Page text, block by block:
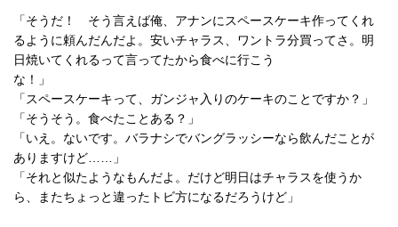
「そうだ！ そう言えば俺、アナンにスペースケーキ作ってくれ
るように頼んだんだよ。安いチャラス、ワントラ分買ってさ。明
日焼いてくれるって言ってたから食べに行こう
な！」
「スペースケーキって、ガンジャ入りのケーキのことですか？」
「そうそう。食べたことある？」
「いえ。ないです。バラナシでバングラッシーなら飲んだことが
ありますけど……」
「それと似たようなもんだよ。だけど明日はチャラスを使うか
ら、またちょっと違ったトビ方になるだろうけど」